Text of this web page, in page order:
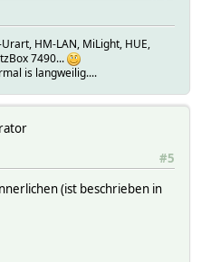
HM-LAN, MiLight, HUE,
7490...
is langweilig....
#5
(ist beschrieben in